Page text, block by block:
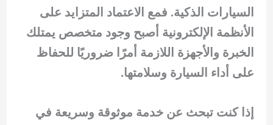
السيارات الذكية. فمع الاعتماد المتزايد على
الأنظمة الإلكترونية أصبح وجود متخصص يمتلك
الخبرة والأجهزة اللازمة أمرًا ضروريًا للحفاظ
على أداء السيارة وسلامتها.
إذا كنت تبحث عن خدمة موثوقة وسريعة في